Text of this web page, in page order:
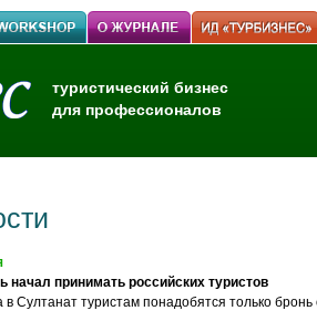
туристический бизнес
для профессионалов
начал принимать российских туристов
в Султанат туристам понадобятся только